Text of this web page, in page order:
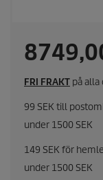
C
u
r
r
e
FRI FRAKT på alla
99 SEK till
under 1500 SEK
149 SEK för
under 1500 SEK